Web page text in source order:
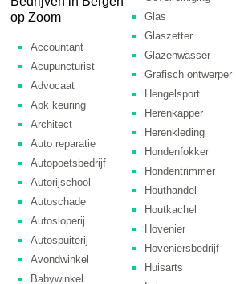
op Zoom
Accountant
Acupuncturist
Advocaat
Apk keuring
Architect
Auto reparatie
Autopoetsbedrijf
Autorijschool
Autoschade
Autosloperij
Autospuiterij
Avondwinkel
Babywinkel
Glas
Glaszetter
Glazenwasser
Grafisch ontwerper
Hengelsport
Herenkapper
Herenkleding
Hondenfokker
Hondentrimmer
Houthandel
Houtkachel
Hovenier
Hoveniersbedrijf
Huisarts